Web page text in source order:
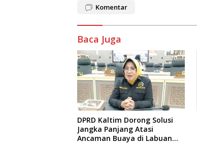
Komentar
Baca Juga
DPRD Kaltim Dorong Solusi
Jangka Panjang Atasi
Ancaman Buaya di Labuan